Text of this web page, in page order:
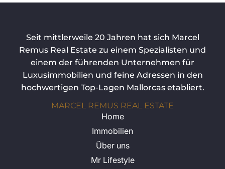
Seit mittlerweile 20 Jahren hat sich Marcel
Remus Real Estate zu einem Spezialisten und
einem der führenden Unternehmen für
Luxusimmobilien und feine Adressen in den
hochwertigen Top-Lagen Mallorcas etabliert.
MARCEL REMUS REAL ESTATE
Home
Immobilien
Über uns
Mr Lifestyle